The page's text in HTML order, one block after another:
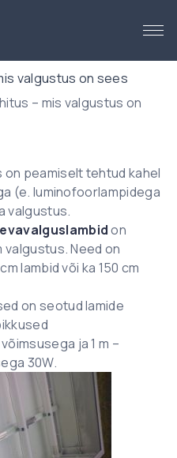
valgustus on sees
– mis valgustus on
peamiselt tehtud kahel
(e. luminofoorlampidega
valgustus.
on
Need on
lambid või ka 150 cm
on seotud lamide
ja 1 m –
30W.